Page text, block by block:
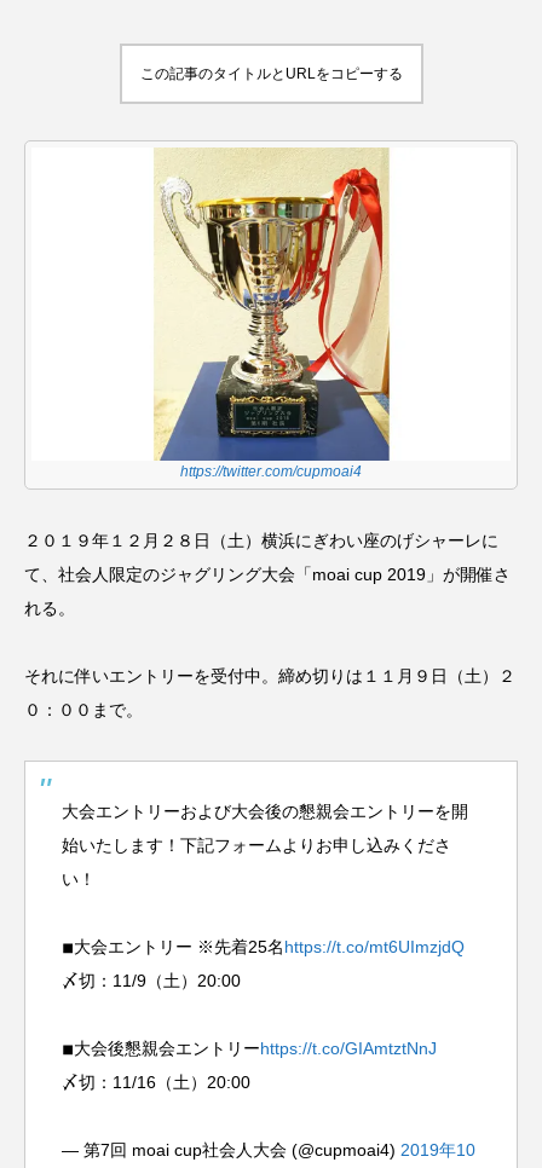
フラワースティック シガーボックス
シェーカーカップ
スピニングプレート ピザ回し
スタッフ フープ
コンタクトジャグリング マイナージャグリング
この記事のタイトルとURLをコピーする
https://twitter.com/cupmoai4
２０１９年１２月２８日（土）横浜にぎわい座のげシャーレに
て、社会人限定のジャグリング大会「moai cup 2019」が開催さ
れる。
それに伴いエントリーを受付中。締め切りは１１月９日（土）２
０：００まで。
大会エントリーおよび大会後の懇親会エントリーを開
始いたします！下記フォームよりお申し込みくださ
い！
◾︎大会エントリー ※先着25名https://t.co/mt6UImzjdQ
〆切：11/9（土）20:00
◾︎大会後懇親会エントリーhttps://t.co/GIAmtztNnJ
〆切：11/16（土）20:00
— 第7回 moai cup社会人大会 (@cupmoai4) 2019年10